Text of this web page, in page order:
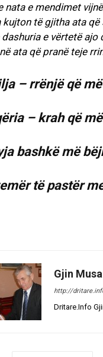
nata e mendimet vijnë
kujton të gjitha ata që
dashuria e vërtetë ajo
ata që pranë teje
– rrënjë që
– krah që
bashkë më
të pastër
Gjin Musa
http://
Dritare.Info